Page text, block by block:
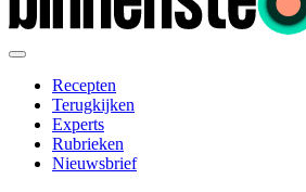
Recepten
Terugkijken
Experts
Rubrieken
Nieuwsbrief